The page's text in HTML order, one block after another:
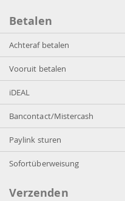
Betalen
Achteraf betalen
Vooruit betalen
iDEAL
Bancontact/Mistercash
Paylink sturen
Sofortüberweisung
Verzenden